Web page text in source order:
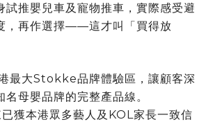
試推嬰兒車及寵物推車，實際感受避
，再作選擇——這才叫「買得放
最大Stokke品牌體驗區，讓顧客深
名母嬰品牌的完整產品線。
獲本港眾多藝人及KOL家長一致信